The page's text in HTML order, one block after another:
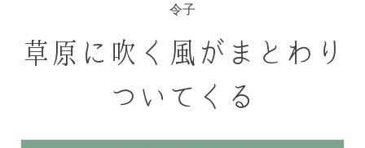
令子
草原に吹く風がまとわり
ついてくる